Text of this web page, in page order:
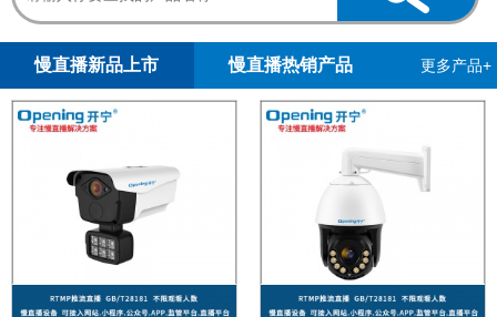
慢直播新品上市 慢直播热销产品 更多产品+